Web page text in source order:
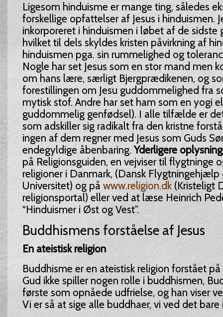
Ligesom hinduisme er mange ting, således
forskellige opfattelser af Jesus i hinduismen.
inkorporeret i hinduismen i løbet af de sidste
hvilket til dels skyldes kristen påvirkning af
hinduismen pga. sin rummelighed og
Nogle har set Jesus som en stor mand men
om hans lære, særligt Bjergprædikenen, og
forestillingen om Jesu guddommelighed fra
mytisk stof. Andre har set ham som en yogi
guddommelig genfødsel). I alle tilfælde er
som adskiller sig radikalt fra den kristne
ingen af dem regner med Jesus som Guds
endegyldige åbenbaring.Yderligere
på Religionsguiden, en vejviser til flygtninge
religioner i Danmark, (Dansk Flygtningehjælp
Universitet) og på www.religion.dk(Kristeligt
religionsportal) eller ved at læse Heinrich
“Hinduismer i Øst og Vest”.
Buddhismens forståelse af Jesus
En ateistisk religion
Buddhisme er en ateistisk religion forstået
Gud ikke spiller nogen rolle i buddhismen,
første som opnåede udfrielse, og han viser
Vi er så at sige alle buddhaer, vi ved det